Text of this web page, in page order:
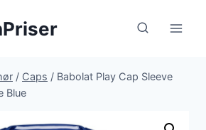
/ Caps / Babolat Play Cap Sleeve
Blue